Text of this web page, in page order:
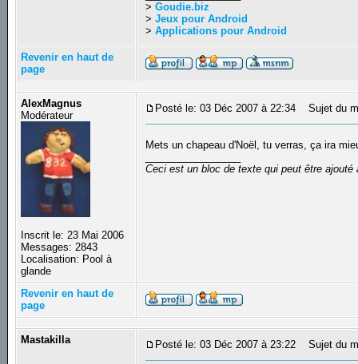
>Goudie.biz
>Jeux pour Android
>Applications pour Android
Revenir en haut de
page
AlexMagnus
Modérateur
Inscrit le: 23 Mai 2006
Messages: 2843
Localisation: Pool à
glande
Posté le: 03 Déc 2007 à 22:34 Sujet du
Mets un chapeau d'Noël, tu verras, ça ira
Ceci est un bloc de texte qui peut être
Revenir en haut de
page
Mastakilla Posté le: 03 Déc 2007 à 23:22 Sujet du